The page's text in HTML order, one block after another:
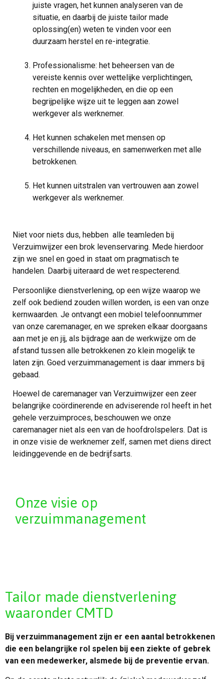
juiste vragen, het kunnen analyseren van de
situatie, en daarbij de juiste tailor made
oplossing(en) weten te vinden voor een
duurzaam herstel en re-integratie.
Professionalisme: het beheersen van de
vereiste kennis over wettelijke verplichtingen,
rechten en mogelijkheden, en die op een
begrijpelijke wijze uit te leggen aan zowel
werkgever als werknemer.
Het kunnen schakelen met mensen op
verschillende niveaus, en samenwerken met alle
betrokkenen.
Het kunnen uitstralen van vertrouwen aan zowel
werkgever als werknemer.
Niet voor niets dus, hebben alle teamleden bij
Verzuimwijzer een brok levenservaring. Mede hierdoor
zijn we snel en goed in staat om pragmatisch te
handelen. Daarbij uiteraard de wet respecterend.
Persoonlijke dienstverlening, op een wijze waarop we
zelf ook bediend zouden willen worden, is een van onze
kernwaarden. Je ontvangt een mobiel telefoonnummer
van onze caremanager, en we spreken elkaar doorgaans
aan met je en jij, als bijdrage aan de werkwijze om de
afstand tussen alle betrokkenen zo klein mogelijk te
laten zijn. Goed verzuimmanagement is daar immers bij
gebaad.
Hoewel de caremanager van Verzuimwijzer een zeer
belangrijke coördinerende en adviserende rol heeft in het
gehele verzuimproces, beschouwen we onze
caremanager niet als een van de hoofdrolspelers. Dat is
in onze visie de werknemer zelf, samen met diens direct
leidinggevende en de bedrijfsarts.
Onze visie op
verzuimmanagement
Tailor made dienstverlening
waaronder CMTD
Bij verzuimmanagement zijn er een aantal betrokkenen
die een belangrijke rol spelen bij een ziekte of gebrek
van een medewerker, alsmede bij de preventie ervan.